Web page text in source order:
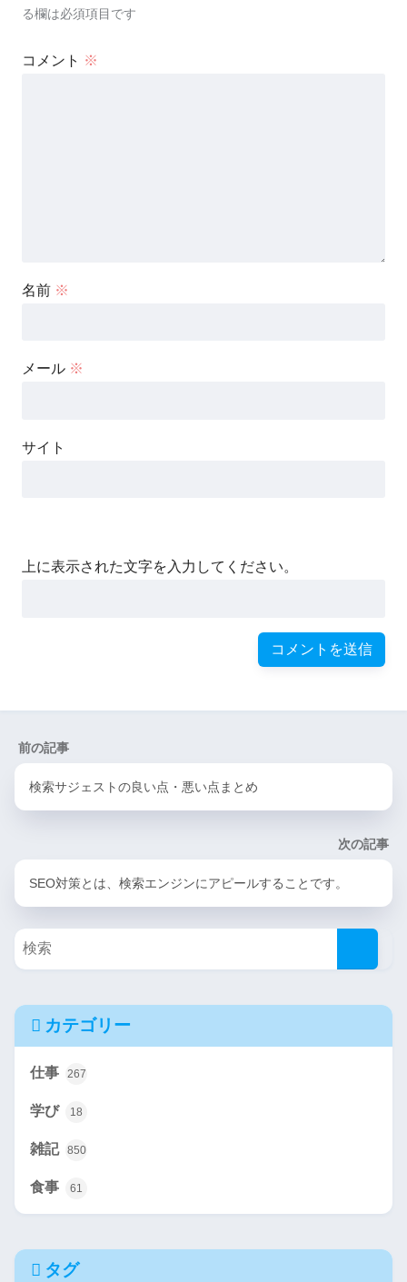
る欄は必須項目です
コメント ※
名前 ※
メール ※
サイト
上に表示された文字を入力してください。
前の記事
検索サジェストの良い点・悪い点まとめ
次の記事
SEO対策とは、検索エンジンにアピールすることです。
カテゴリー
仕事 267
学び 18
雑記 850
食事 61
タグ